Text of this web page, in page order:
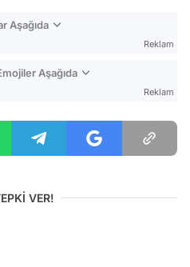
Aşağıda
Reklam
Aşağıda
Reklam
VER!